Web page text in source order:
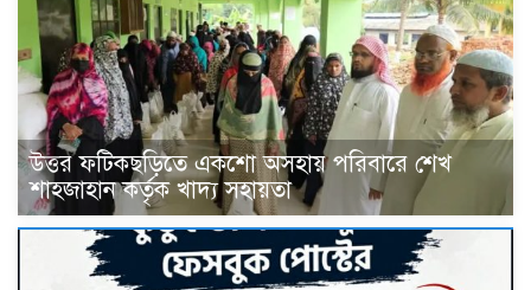
উত্তর ফটিকছড়িতে একশো অসহায় পরিবারে শেখ
শাহজাহান কর্তৃক খাদ্য সহায়তা